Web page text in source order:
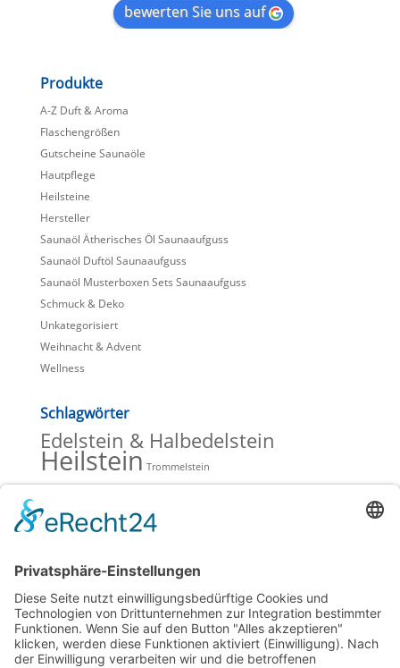
bewerten Sie uns auf
Produkte
A-Z Duft & Aroma
Flaschengrößen
Gutscheine Saunaöle
Hautpflege
Heilsteine
Hersteller
Saunaöl Ätherisches Öl Saunaaufguss
Saunaöl Duftöl Saunaaufguss
Saunaöl Musterboxen Sets Saunaaufguss
Schmuck & Deko
Unkategorisiert
Weihnacht & Advent
Wellness
Schlagwörter
Edelstein & Halbedelstein
Heilstein Trommelstein
Beiträge Blog
Verkaufsschlager bei Saunaöl & Duftöl
Mineralsteine, Heilsteine und Schmucksteine
Spitzner Saunaufguss, Duschschaum und Massageöl